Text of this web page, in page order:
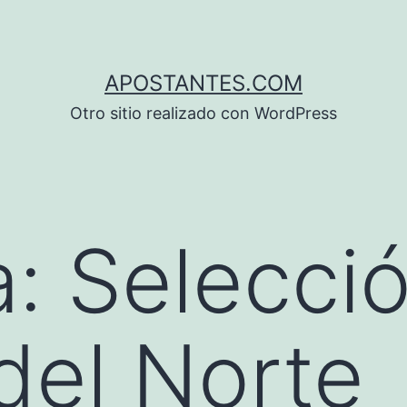
APOSTANTES.COM
Otro sitio realizado con WordPress
Norte